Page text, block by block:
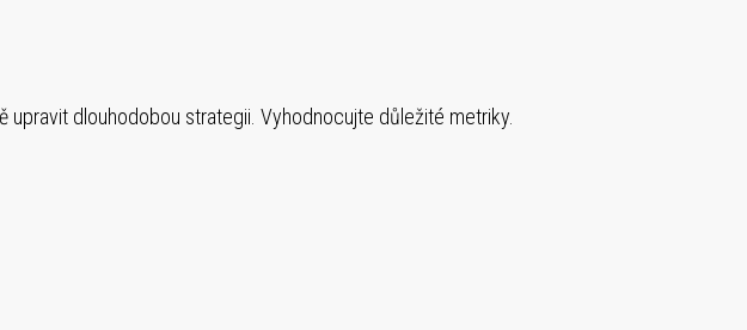
dlouhodobou strategii. Vyhodnocujte důležité metriky.